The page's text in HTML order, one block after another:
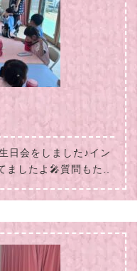
日会をしました♪イン
ましたよ🎤質問もた..